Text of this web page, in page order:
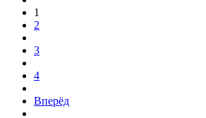
1
2
3
4
Вперёд